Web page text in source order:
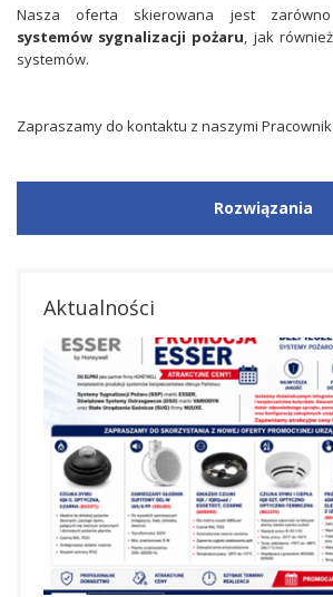
Nasza oferta skierowana jest
systemów sygnalizacji pożaru, jak również
systemów.
Zapraszamy do kontaktu z naszymi
Rozwiązania
Aktualności